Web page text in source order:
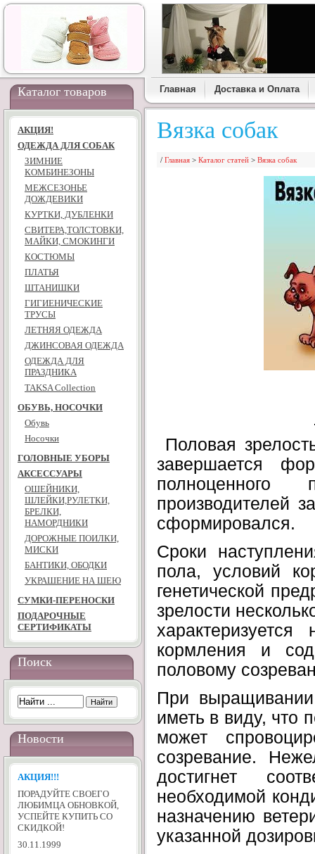
Каталог товаров
АКЦИЯ!
ОДЕЖДА ДЛЯ СОБАК
ЗИМНИЕ
КОМБИНЕЗОНЫ
МЕЖСЕЗОНЬЕ
ДОЖДЕВИКИ
КУРТКИ, ДУБЛЕНКИ
СВИТЕРА,ТОЛСТОВКИ,
МАЙКИ, СМОКИНГИ
КОСТЮМЫ
ПЛАТЬЯ
ШТАНИШКИ
ГИГИЕНИЧЕСКИЕ
ТРУСЫ
ЛЕТНЯЯ ОДЕЖДА
ДЖИНСОВАЯ ОДЕЖДА
ОДЕЖДА ДЛЯ
ПРАЗДНИКА
TAKSA Collection
ОБУВЬ, НОСОЧКИ
Обувь
Носочки
ГОЛОВНЫЕ УБОРЫ
АКСЕССУАРЫ
ОШЕЙНИКИ,
ШЛЕЙКИ,РУЛЕТКИ,
БРЕЛКИ,
НАМОРДНИКИ
ДОРОЖНЫЕ ПОИЛКИ,
МИСКИ
БАНТИКИ, ОБОДКИ
УКРАШЕНИЕ НА ШЕЮ
СУМКИ-ПЕРЕНОСКИ
ПОДАРОЧНЫЕ
СЕРТИФИКАТЫ
Поиск
Новости
АКЦИЯ!!!
ПОРАДУЙТЕ СВОЕГО
ЛЮБИМЦА ОБНОВКОЙ,
УСПЕЙТЕ КУПИТЬ СО
СКИДКОЙ!
30.11.1999
Главная Доставка и Оплата
Вязка собак
/ Главная > Каталог статей > Вязка собак
Половая
завершается
производителей
сформировался.
Сроки
пола, условий
генетической
зрелости
кормления и
половому
При выращивании
иметь в виду, что
может
созревание.
достигнет
необходимой
назначению
указанной